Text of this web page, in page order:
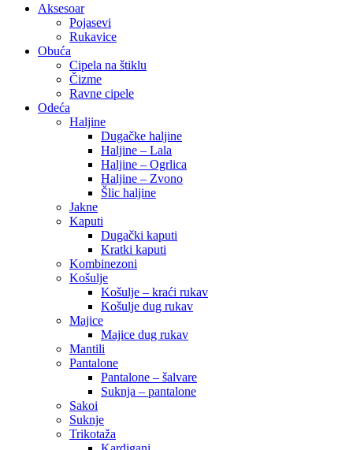
Aksesoar
Pojasevi
Rukavice
Obuća
Cipela na štiklu
Čizme
Ravne cipele
Odeća
Haljine
Dugačke haljine
Haljine – Lala
Haljine – Ogrlica
Haljine – Zvono
Šlic haljine
Jakne
Kaputi
Dugački kaputi
Kratki kaputi
Kombinezoni
Košulje
Košulje – kraći rukav
Košulje dug rukav
Majice
Majice dug rukav
Mantili
Pantalone
Pantalone – šalvare
Suknja – pantalone
Sakoi
Suknje
Trikotaža